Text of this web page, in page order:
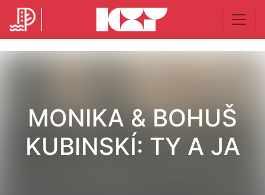
MONIKA & BOHUŠ
KUBINSKÍ: TY A JA